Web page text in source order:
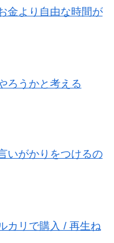
金より自由な時間が
ろうかと考える
いがかりをつけるの
カリで購入 / 再生ね